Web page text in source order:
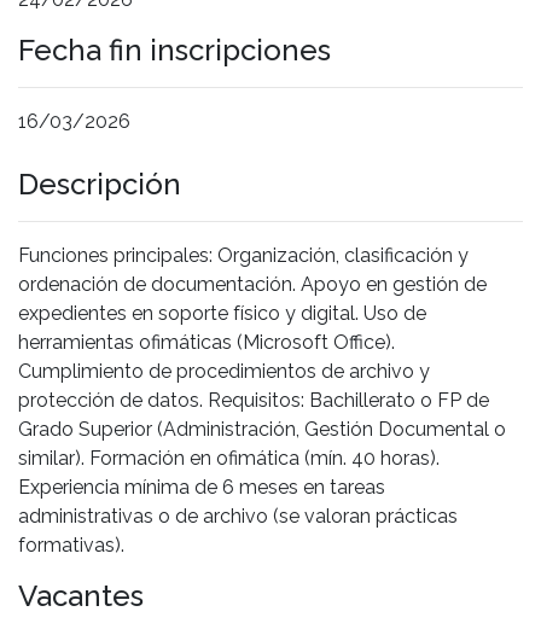
Fecha fin inscripciones
16/03/2026
Descripción
Funciones principales: Organización, clasificación y
ordenación de documentación. Apoyo en gestión de
expedientes en soporte físico y digital. Uso de
herramientas ofimáticas (Microsoft Office).
Cumplimiento de procedimientos de archivo y
protección de datos. Requisitos: Bachillerato o FP de
Grado Superior (Administración, Gestión Documental o
similar). Formación en ofimática (mín. 40 horas).
Experiencia mínima de 6 meses en tareas
administrativas o de archivo (se valoran prácticas
formativas).
Vacantes